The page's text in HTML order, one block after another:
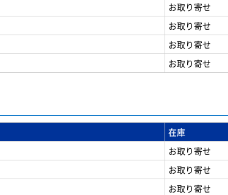
お取り寄せ
お取り寄せ
お取り寄せ
お取り寄せ
在庫
お取り寄せ
お取り寄せ
お取り寄せ